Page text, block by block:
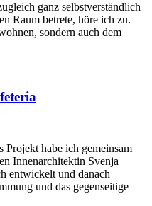
ganz selbstverständlich
Raum betrete, höre ich zu.
sondern auch dem
habe ich gemeinsam
Innenarchitektin Svenja
entwickelt und danach
und das gegenseitige